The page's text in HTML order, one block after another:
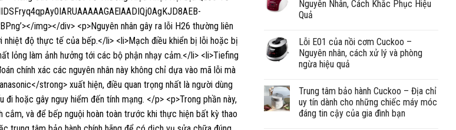
Nguyên Nhân, Cách Khắc Phục Hiệu
Quả
Lỗi E01 của nồi cơm Cuckoo –
Nguyên nhân, cách xử lý và phòng
ngừa hiệu quả
Trung tâm bảo hành Cuckoo – Địa chỉ
uy tín dành cho những chiếc máy móc
đáng tin cậy của gia đình bạn